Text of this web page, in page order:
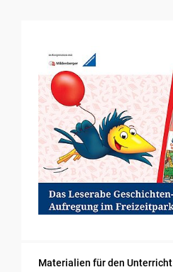
Materialien für den Unterricht